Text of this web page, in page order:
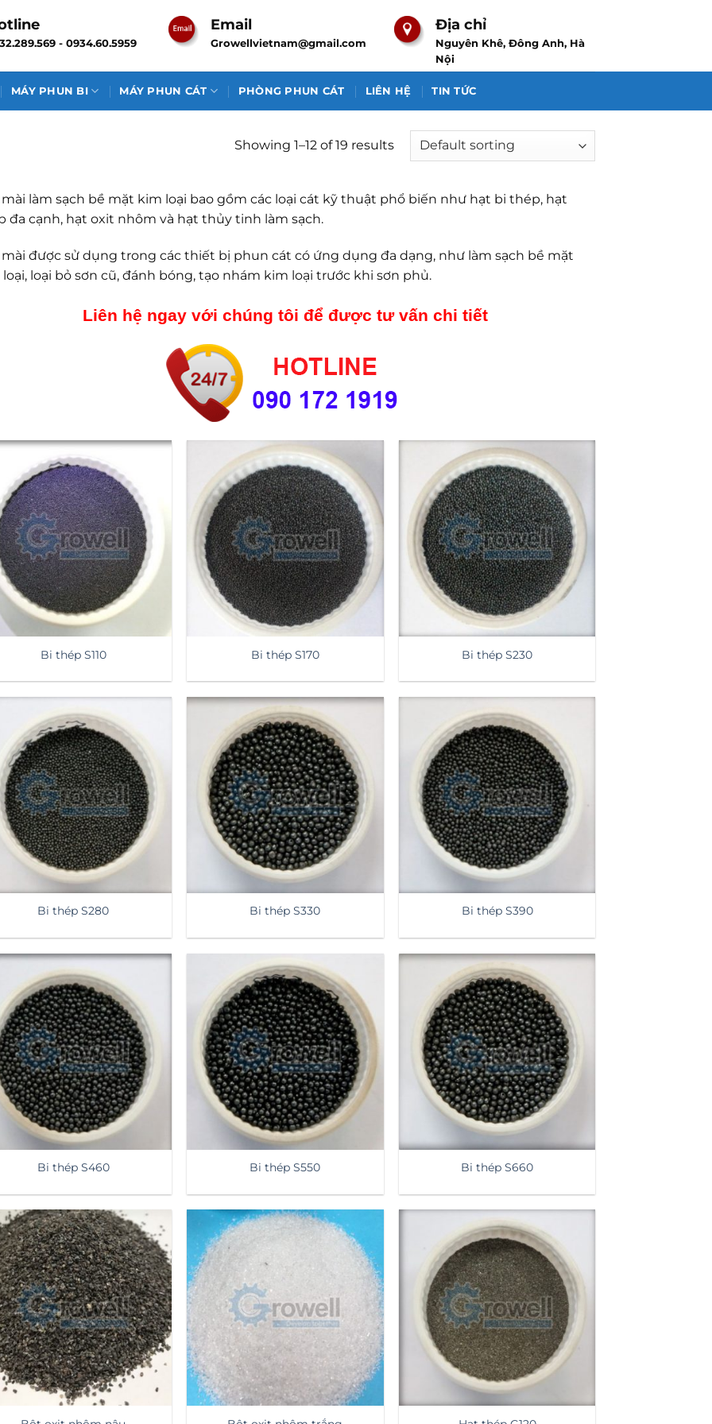
- 0934.60.5959
Email
Growellvietnam@gmail.com
Địa chỉ
Nguyên Khê, Đông Anh, Hà
Nội
MÁY PHUN BI MÁY PHUN CÁT PHÒNG PHUN CÁT LIÊN HỆ TIN TỨC
Showing 1–12 of 19 results
làm sạch bề mặt kim loại bao gồm các loại cát kỹ thuật phổ biến như hạt bi thép, hạt
đa cạnh, hạt oxit nhôm và hạt thủy tinh làm sạch.
được sử dụng trong các thiết bị phun cát có ứng dụng đa dạng, như làm sạch bề mặt
loại bỏ sơn cũ, đánh bóng, tạo nhám kim loại trước khi sơn phủ.
Liên hệ ngay với chúng tôi để được tư vấn chi tiết
Bi thép S110 Bi thép S170 Bi thép S230
Bi thép S280 Bi thép S330 Bi thép S390
Bi thép S460 Bi thép S550 Bi thép S660